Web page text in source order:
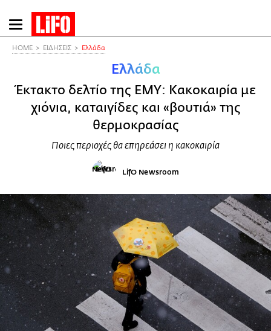
Παράκαμψη
προς
HOME ΕΙΔΗΣΕΙΣ Ελλάδα
Ελλάδα
Έκτακτο δελτίο της ΕΜΥ: Κακοκαιρία με
χιόνια, καταιγίδες και «βουτιά» της
θερμοκρασίας
Ποιες περιοχές θα επηρεάσει η κακοκαιρία
LifO Newsroom